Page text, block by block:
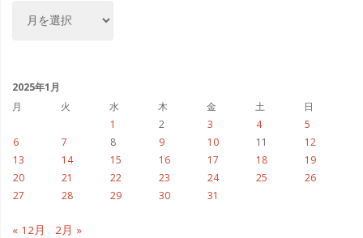
ブ
2025年1月
月
火 水 木 金 土
日
1
2 3 4
5
6
7 8 9 10 11
12
13
14 15 16 17 18
19
20
21 22 23 24 25
26
27
28 29 30 31
« 12月 2月 »